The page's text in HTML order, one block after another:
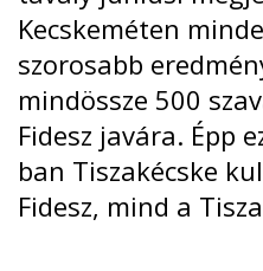
Kecskeméten
szorosabb
mindössze 500
Fidesz javára. Épp
ban Tiszakécske
Fidesz, mind a